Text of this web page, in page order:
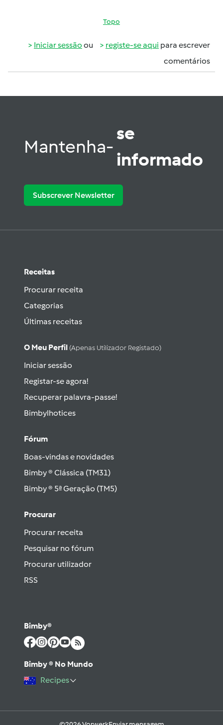
Topo
Iniciar sessão ou registe-se aqui para escrever
comentários
Mantenha-
se
informado
Subscrever Newsletter
Receitas
Procurar receita
Categorias
Últimas receitas
O Meu Perfil (apenas Utilizador Registado)
Iniciar sessão
Registar-se agora!
Recuperar palavra-passe!
Bimbylhotices
Fórum
Boas-vindas e novidades
Bimby ® Clássica (TM31)
Bimby ® 5ª Geração (TM5)
Procurar
Procurar receita
Pesquisar no fórum
Procurar utilizador
RSS
Bimby®
Bimby ® No Mundo
Recipes